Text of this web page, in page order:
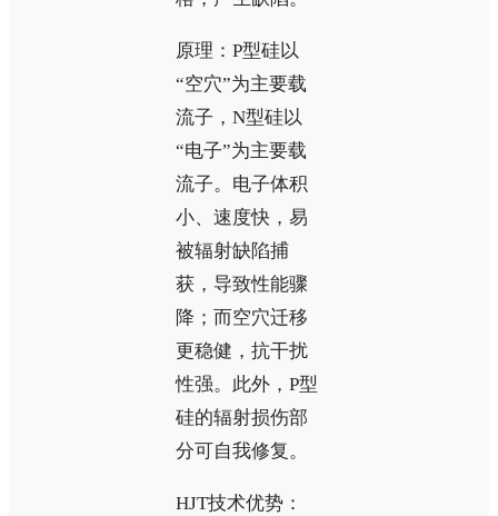
原理：P型硅以
“空穴”为主要载
流子，N型硅以
“电子”为主要载
流子。电子体积
小、速度快，易
被辐射缺陷捕
获，导致性能骤
降；而空穴迁移
更稳健，抗干扰
性强。此外，P型
硅的辐射损伤部
分可自我修复。
HJT技术优势：